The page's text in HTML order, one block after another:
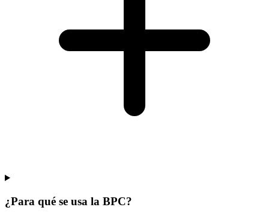
¿Para qué se usa la BPC?